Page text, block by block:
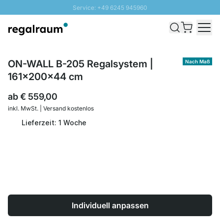
Service: +49 6245 945960
Schnelle Lieferung - Gratis Versand ab 100€
Nach Maß
ON-WALL B-205 Regalsystem |
161x200x44 cm
ab€ 559,00
inkl. MwSt. | Versand kostenlos
Lieferzeit: 1 Woche
Individuell anpassen